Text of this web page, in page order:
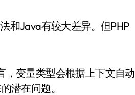
，变量类型会根据上下文自动
潜在问题。